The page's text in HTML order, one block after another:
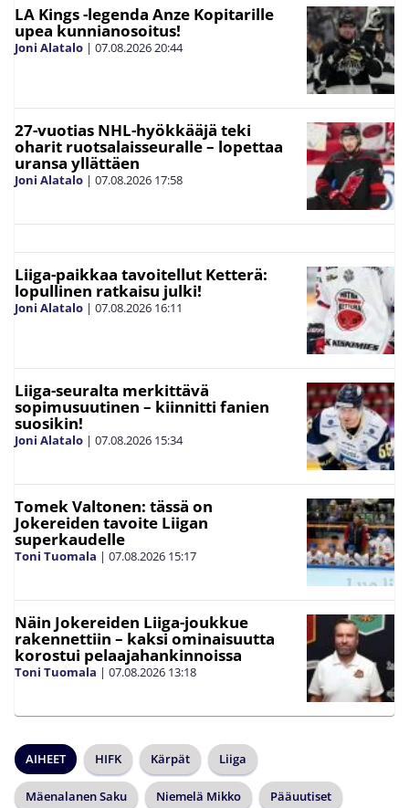
LA Kings -legenda Anze Kopitarille
upea kunnianosoitus!
Joni Alatalo | 07.08.202620:44
27-vuotias NHL-hyökkääjä teki
oharit ruotsalaisseuralle – lopettaa
uransa yllättäen
Joni Alatalo | 07.08.2026 17:58
Liiga-paikkaa tavoitellut Ketterä:
lopullinen ratkaisu julki!
Joni Alatalo | 07.08.2026 16:11
Liiga-seuralta merkittävä
sopimusuutinen – kiinnitti fanien
suosikin!
Joni Alatalo | 07.08.2026 15:34
Tomek Valtonen: tässä on
Jokereiden tavoite Liigan
superkaudelle
Toni Tuomala | 07.08.2026 15:17
Näin Jokereiden Liiga-joukkue
rakennettiin – kaksi ominaisuutta
korostui pelaajahankinnoissa
Toni Tuomala | 07.08.2026 13:18
AIHEET HIFK Kärpät Liiga
Mäenalanen Saku Niemelä Mikko Pääuutiset